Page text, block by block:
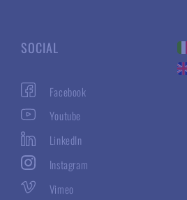
SOCIAL
Facebook
Youtube
LinkedIn
Instagram
Vimeo